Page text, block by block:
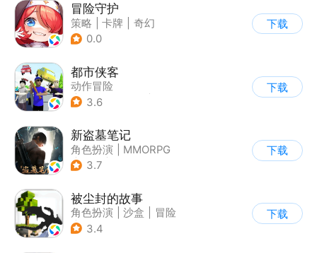
冒险守护
策略 卡牌
奇幻
| 剧情
0.0
下载
都市侠客
动作冒险
| 第一人称射击
3.6
下载
新盗墓笔记
角色扮演
MMORPG
| 冒险
3.7
下载
被尘封的故事
角色扮演 沙盒
冒险
| 开放世界
3.4
下载